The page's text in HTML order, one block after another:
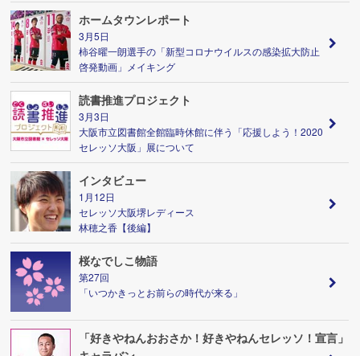
ホームタウンレポート
3月5日
柿谷曜一朗選手の「新型コロナウイルスの感染拡大防止
啓発動画」メイキング
読書推進プロジェクト
3月3日
大阪市立図書館全館臨時休館に伴う「応援しよう！2020
セレッソ大阪」展について
インタビュー
1月12日
セレッソ大阪堺レディース
林穂之香【後編】
桜なでしこ物語
第27回
「いつかきっとお前らの時代が来る」
「好きやねんおおさか！好きやねんセレッソ！宣言」